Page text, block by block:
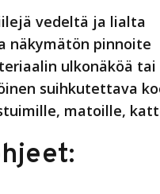
vedeltä ja lialta
näkymätön pinnoite
ulkonäköä
suihkutettava
matoille,